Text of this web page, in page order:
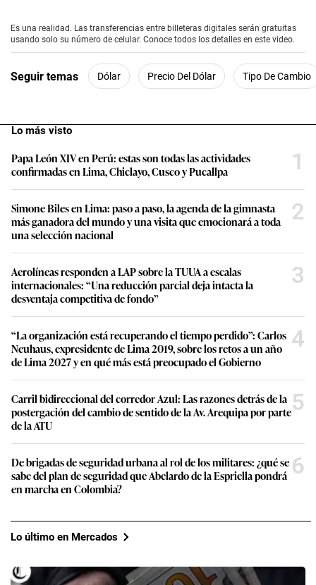
e
c
d
s
m
i
u
t
,
5
9
s
e
c
n
d
s
Es una realidad. Las transferencias entre billeteras digitales serán gratuitas
usando solo su número de celular. Conoce todos los detalles en este video.
Seguir temas Dólar Precio Del Dólar Tipo De Cambio
Lo más visto
Papa León XIV en Perú: estas son todas las actividades
confirmadas en Lima, Chiclayo, Cusco y Pucallpa
1
Simone Biles en Lima: paso a paso, la agenda de la gimnasta
más ganadora del mundo y una visita que emocionará a toda
una selección nacional
2
Aerolíneas responden a LAP sobre la TUUA a escalas
internacionales: “Una reducción parcial deja intacta la
desventaja competitiva de fondo”
3
“La organización está recuperando el tiempo perdido”: Carlos
Neuhaus, expresidente de Lima 2019, sobre los retos a un año
de Lima 2027 y en qué más está preocupado el Gobierno
4
Carril bidireccional del corredor Azul: Las razones detrás de la
postergación del cambio de sentido de la Av. Arequipa por parte
de la ATU
5
De brigadas de seguridad urbana al rol de los militares: ¿qué se
sabe del plan de seguridad que Abelardo de la Espriella pondrá
en marcha en Colombia?
6
Lo último en Mercados